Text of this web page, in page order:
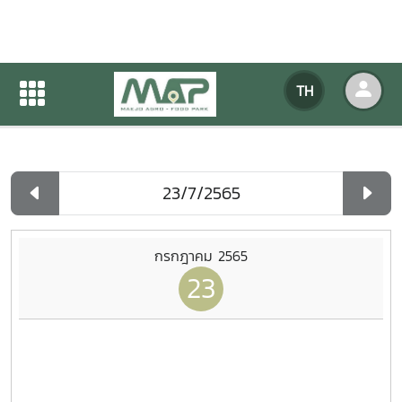
TH
ปฏิทินกิจกรรมของหน่วยงาน
ปฏิทินกิจกรรมของหน่วยงาน
กรกฎาคม 2565
23